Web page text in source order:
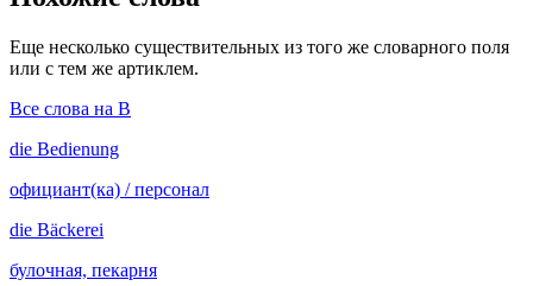
Еще несколько существительных из того же словарного поля
или с тем же артиклем.
Все слова на B
die Bedienung
официант(ка) / персонал
die Bäckerei
булочная, пекарня